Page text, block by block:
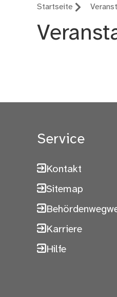
Startseite
Service
Kontakt
Sitemap
Karriere
Hilfe